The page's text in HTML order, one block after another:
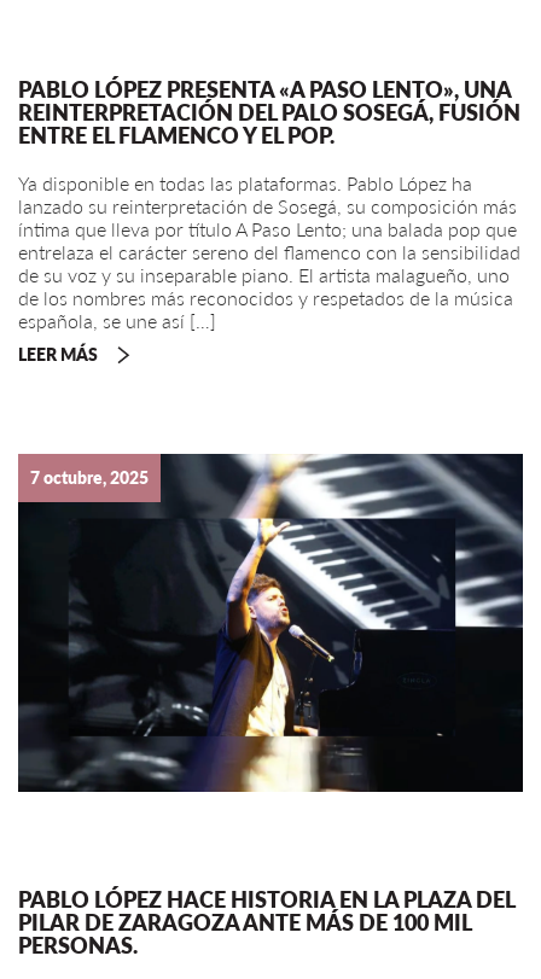
PABLO LÓPEZ PRESENTA «A PASO LENTO», UNA
REINTERPRETACIÓN DEL PALO SOSEGÁ, FUSIÓN
ENTRE EL FLAMENCO Y EL POP.
Ya disponible en todas las plataformas. Pablo López ha
lanzado su reinterpretación de Sosegá, su composición más
íntima que lleva por título A Paso Lento; una balada pop que
entrelaza el carácter sereno del flamenco con la sensibilidad
de su voz y su inseparable piano. El artista malagueño, uno
de los nombres más reconocidos y respetados de la música
española, se une así […]
LEER MÁS
7 octubre, 2025
PABLO LÓPEZ HACE HISTORIA EN LA PLAZA DEL
PILAR DE ZARAGOZA ANTE MÁS DE 100 MIL
PERSONAS.